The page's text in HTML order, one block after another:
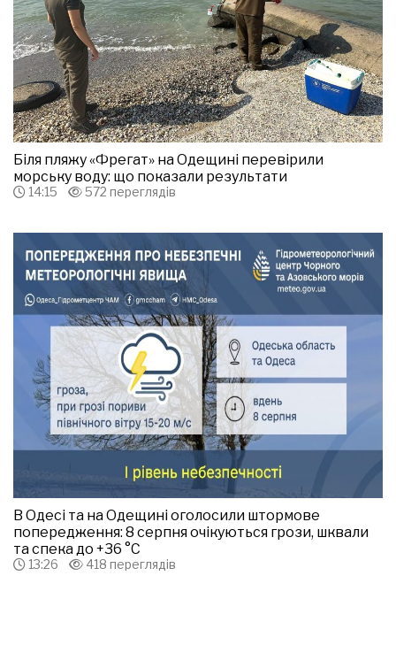
Біля пляжу «Фрегат» на Одещині перевірили
морську воду: що показали результати
14:15 572 переглядів
В Одесі та на Одещині оголосили штормове
попередження: 8 серпня очікуються грози, шквали
та спека до +36 °С
13:26 418 переглядів